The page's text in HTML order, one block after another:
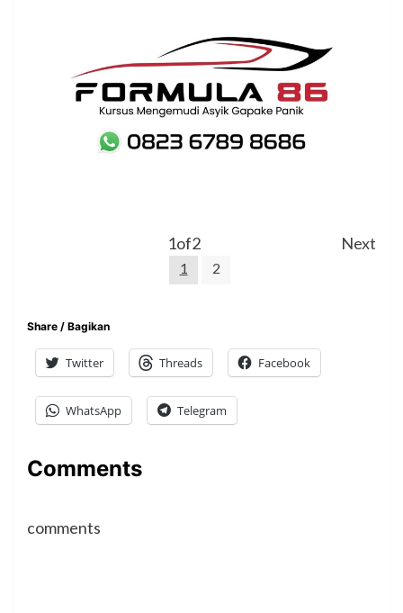
Next
1of2
1 2
Share / Bagikan
Twitter Threads Facebook
WhatsApp Telegram
Comments
comments